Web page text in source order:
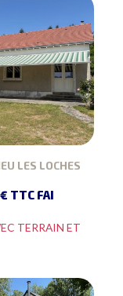
LES LOCHES
€ TTC FAI
TERRAIN ET